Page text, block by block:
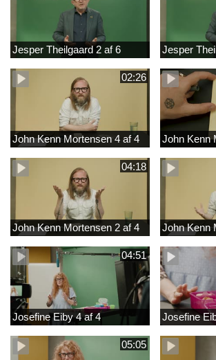
Jesper Theilgaard 2 af 6 Jesper
02:26
John Kenn Mortensen 4 af 4 John Kenn
04:18
John Kenn Mortensen 2 af 4 John Kenn
04:51
Josefine Eiby 4 af 4 Josefine
05:05